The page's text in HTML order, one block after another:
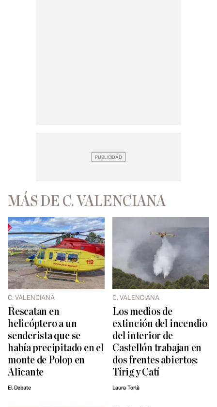
MÁS DE C. VALENCIANA
C. VALENCIANA
Rescatan en
helicóptero a un
senderista que se
había precipitado en el
monte de Polop en
Alicante
El Debate
C. VALENCIANA
Los medios de
extinción del incendio
del interior de
Castellón trabajan en
dos frentes abiertos:
Tírig y Catí
Laura Torlà